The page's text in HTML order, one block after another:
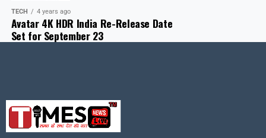
TECH 4 years ago
Avatar 4K HDR India Re-Release Date
Set for September 23